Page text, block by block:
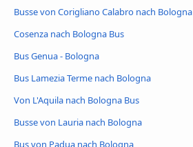
Busse von Corigliano Calabro nach Bologna
Cosenza nach Bologna Bus
Bus Genua - Bologna
Bus Lamezia Terme nach Bologna
Von L'Aquila nach Bologna Bus
Busse von Lauria nach Bologna
Bus von Padua nach Bologna